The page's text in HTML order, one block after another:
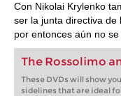
Con Nikolai Krylenko
ser la junta directiva de
por entonces aún no
The Rossolimo
These DVDs will show
sidelines that are ideal